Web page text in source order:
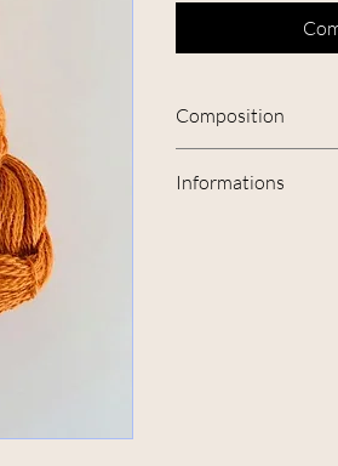
Composition
Informations